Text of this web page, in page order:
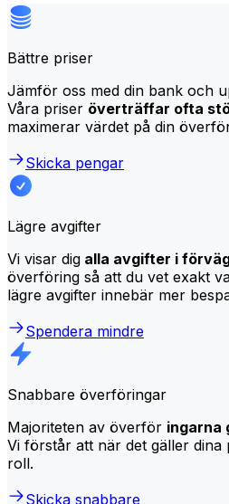
Bättre priser
Jämför oss med din bank och
Våra priser överträffar ofta
maximerar värdet på din
Skicka pengar
Lägre avgifter
Vi visar dig alla avgifter i
överföring så att du vet exakt
lägre avgifter innebär mer
Spendera mindre
Snabbare överföringar
Majoriteten av överför ingarna
Vi förstår att när det gäller dina
roll.
Skicka snabbare